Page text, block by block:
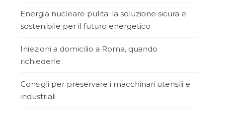
Energia nucleare pulita: la soluzione sicura e
sostenibile per il futuro energetico
Iniezioni a domicilio a Roma, quando
richiederle
Consigli per preservare i macchinari utensili e
industriali